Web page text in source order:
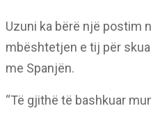
Uzuni ka bërë një postim
mbështetjen e tij për
me Spanjën.
“Të gjithë të bashkuar